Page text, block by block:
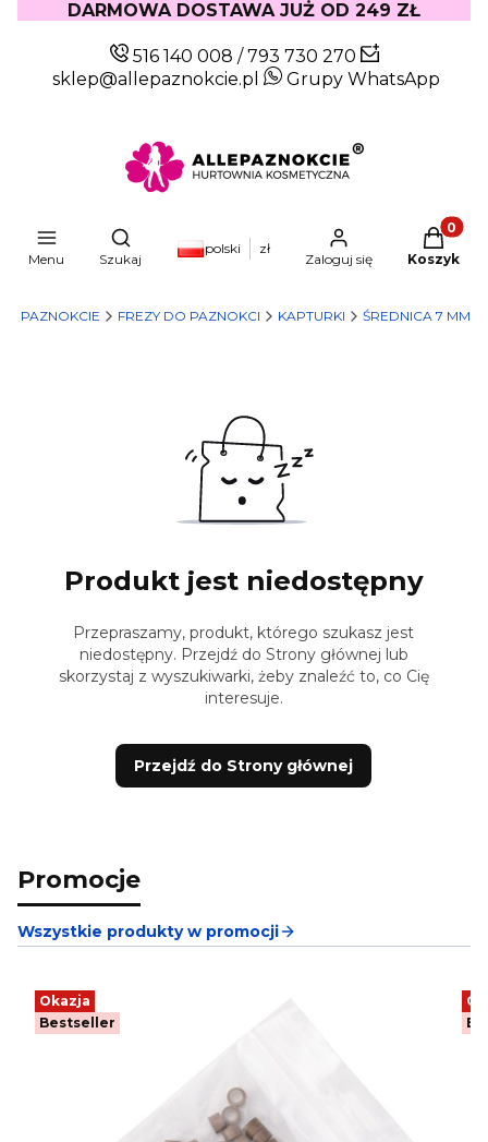
DARMOWA DOSTAWA JUŻ OD 249 ZŁ
516 140 008 /793 730 270
sklep@allepaznokcie.pl
Grupy WhatsApp
Menu
Otwórz wyszukiwarkę
Szukaj
polski zł
Zaloguj się Koszyk
PAZNOKCIE FREZY DO PAZNOKCI KAPTURKI ŚREDNICA 7 MM
Produkt jest niedostępny
Przepraszamy, produkt, którego szukasz jest
niedostępny. Przejdź do Strony głównej lub
skorzystaj z wyszukiwarki, żeby znaleźć to, co Cię
interesuje.
Przejdź do Strony głównej
Promocje
Wszystkie produkty w promocji
Okazja
Bestseller